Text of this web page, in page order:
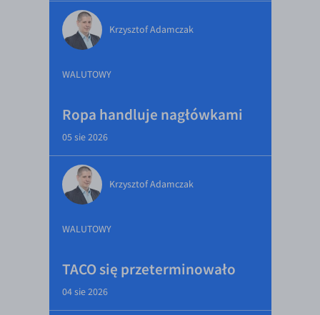
Krzysztof Adamczak
WALUTOWY
Ropa handluje nagłówkami
05 sie 2026
Krzysztof Adamczak
WALUTOWY
TACO się przeterminowało
04 sie 2026